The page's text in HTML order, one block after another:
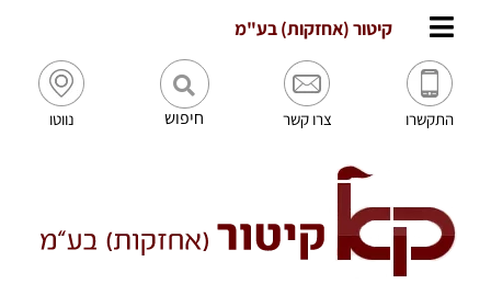
לתוכן
קיטור (אחזקות) בע"מ
התקשרו צרו קשר חיפוש נווטו